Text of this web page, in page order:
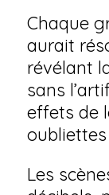
Chaque
aurait
révélant
sans
effets de
Les